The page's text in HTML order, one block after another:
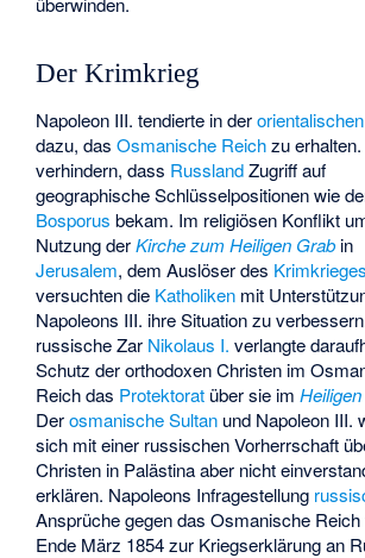
Der Krimkrieg
Napoleon III. tendierte in der
dazu, dasOsmanische Reichzu
verhindern, dass RusslandZugriff auf
geographische Schlüsselpositionen wie
Bosporus bekam. Im religiösen Konflikt
Nutzung derKirche zum Heiligen Grab in
Jerusalem, dem Auslöser des Krimkrieges
versuchten die Katholiken mit
Napoleons III. ihre Situation zu
russische Zar Nikolaus I. verlangte
Schutz der orthodoxen Christen im
Reich das Protektorat über sie im
Derosmanische Sultan und Napoleon III.
sich mit einer russischen Vorherrschaft
Christen in Palästina aber nicht
erklären. Napoleons Infragestellung
Ansprüche gegen das Osmanische Reich
Ende März 1854 zur Kriegserklärung an